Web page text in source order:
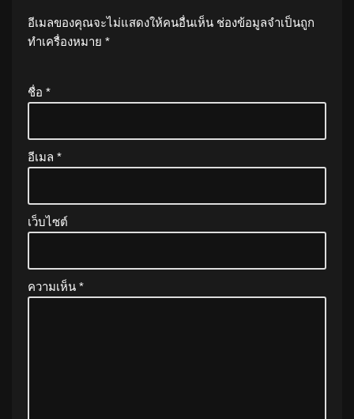
อีเมลของคุณจะไม่แสดงให้คนอื่นเห็น ช่องข้อมูลจำเป็นถูก
ทำเครื่องหมาย *
ชื่อ *
อีเมล *
เว็บไซต์
ความเห็น *